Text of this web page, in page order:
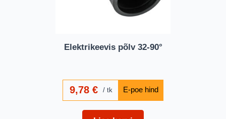
Elektrikeevis põlv 32-90°
9,78€ tk